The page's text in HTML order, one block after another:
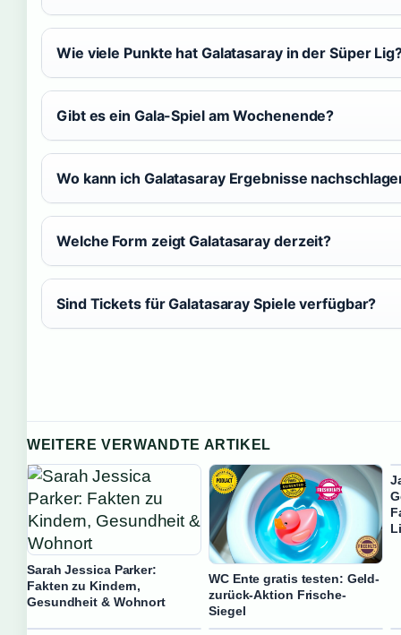
Wie viele Punkte hat Galatasaray in der Süper
Gibt es ein Gala-Spiel am Wochenende?
Wo kann ich Galatasaray Ergebnisse
Welche Form zeigt Galatasaray derzeit?
Sind Tickets für Galatasaray Spiele verfügbar?
WEITERE VERWANDTE ARTIKEL
Sarah Jessica Parker:
Fakten zu Kindern,
Gesundheit & Wohnort
WC Ente gratis testen: Geld-
zurück-Aktion Frische-
Siegel